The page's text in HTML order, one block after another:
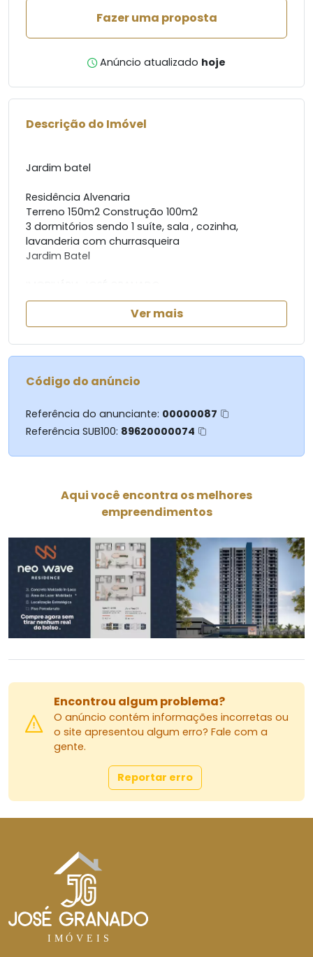
Fazer uma proposta
Anúncio atualizado hoje
Descrição do Imóvel
Jardim batel
Residência Alvenaria
Terreno 150m2 Construção 100m2
3 dormitórios sendo 1 suíte, sala , cozinha,
lavanderia com churrasqueira
Jardim Batel
44- 99867-2227
Ver mais
Código do anúncio
Referência do anunciante: 00000087
Referência SUB100: 89620000074
Aqui você encontra os melhores
empreendimentos
Encontrou algum problema?
O anúncio contém informações incorretas ou
o site apresentou algum erro? Fale com a
gente.
Reportar erro